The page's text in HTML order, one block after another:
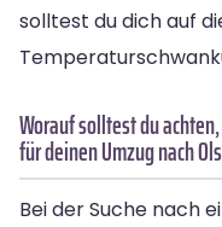
solltest du dich auf
Worauf solltest du
für deinen Umzug nach
Bei der Suche nach